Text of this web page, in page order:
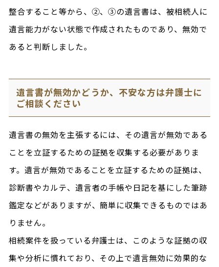
整合すること等から、②、③の遺言書は、被相続人に
遺言能力がない状態で作成されたものであり、無効で
あると判断しました。
遺言書が無効かどうか、不安な方は弁護士に
ご相談ください
遺言書の無効を主張するには、その遺言が無効である
ことを立証するための証拠を収集する必要がありま
す。遺言が無効であることを立証するための証拠は、
診断書やカルテ、遺言者の手帳や日記を基にした筆跡
鑑定などがありますが、簡単に収集できるものではあ
りません。
相続案件を扱っている弁護士は、このような証拠の収
集や分析に慣れており、その上で遺言無効に効果的な